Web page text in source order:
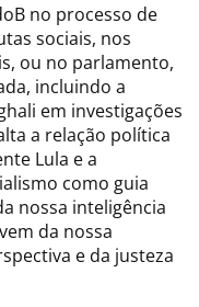
no processo de
sociais, nos
ou no parlamento,
incluindo a
em investigações
a relação política
Lula e a
como guia
nossa inteligência
da nossa
e da justeza